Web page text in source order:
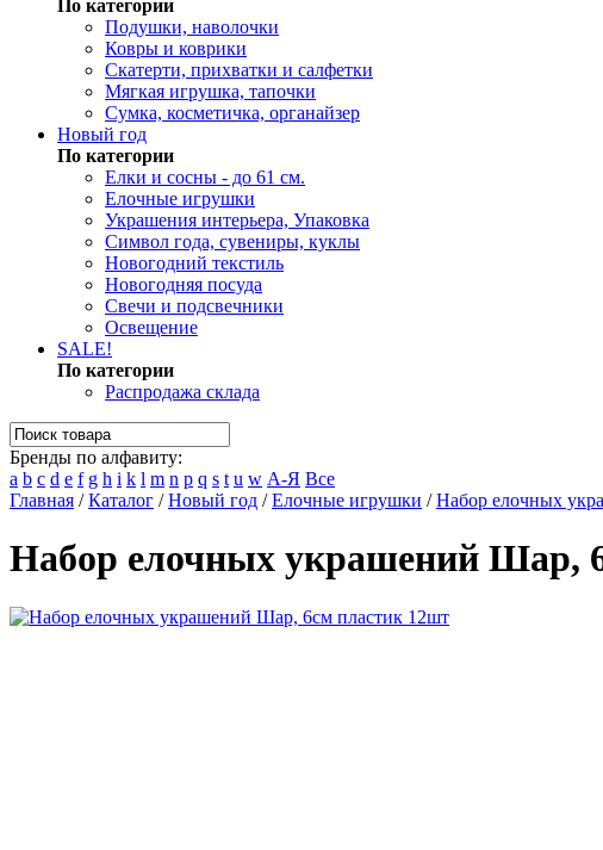
По категории
Подушки, наволочки
Ковры и коврики
Скатерти, прихватки и салфетки
Мягкая игрушка, тапочки
Сумка, косметичка, органайзер
Новый год
По категории
Елки и сосны - до 61 см.
Елочные игрушки
Украшения интерьера, Упаковка
Символ года, сувениры, куклы
Новогодний текстиль
Новогодняя посуда
Свечи и подсвечники
Освещение
SALE!
По категории
Распродажа склада
Бренды по алфавиту:
a b c d e f g h i k l m n p q s t u w А-Я Все
Главная /Каталог /Новый год /Елочные игрушки /Набор елочных
Набор елочных украшений Шар,